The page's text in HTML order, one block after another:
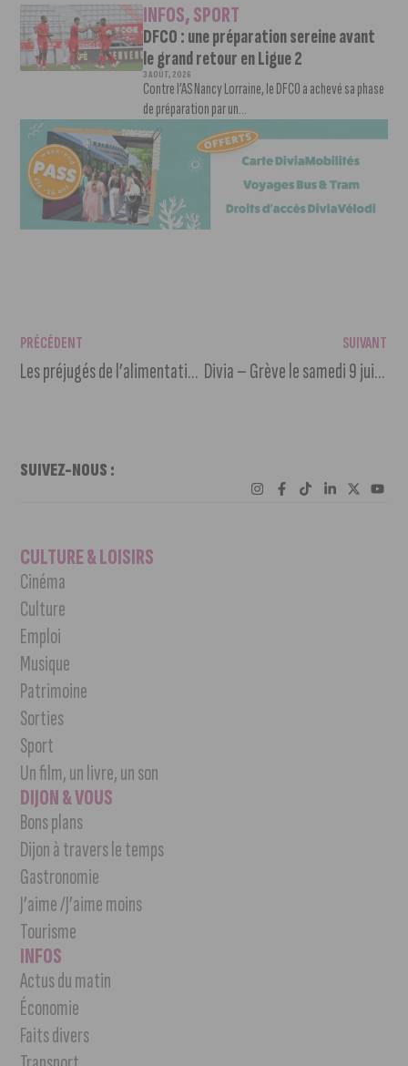
INFOS,SPORT
DFCO : une préparation sereine avant
le grand retour en Ligue 2
3 AOÛT, 2026
Contre l’AS Nancy Lorraine, le DFCO a achevé sa phase
de préparation par un...
PRÉCÉDENT
Les préjugés de l’alimentation végétale
SUIVANT
Divia – Grève le samedi 9 juillet 2022
SUIVEZ-NOUS :
CULTURE & LOISIRS
Cinéma
Culture
Emploi
Musique
Patrimoine
Sorties
Sport
Un film, un livre, un son
DIJON & VOUS
Bons plans
Dijon à travers le temps
Gastronomie
J’aime /J’aime moins
Tourisme
INFOS
Actus du matin
Économie
Faits divers